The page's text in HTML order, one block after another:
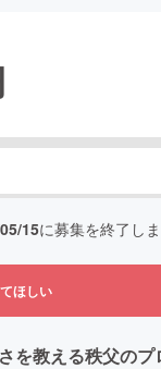
15に募集を終了し
ほしい
を教える秩父の